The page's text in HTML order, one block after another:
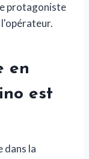
protagoniste
en
est
dans la